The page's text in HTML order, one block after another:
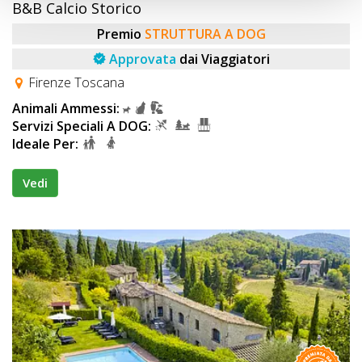
B&B Calcio Storico
Premio STRUTTURA A DOG
Approvata dai Viaggiatori
Firenze Toscana
Animali Ammessi:
Servizi Speciali A DOG:
Ideale Per:
Vedi